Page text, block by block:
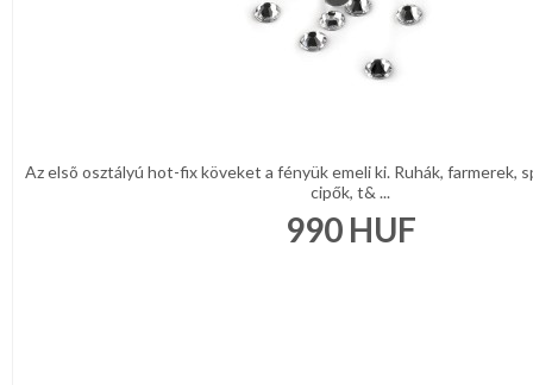
Az elsõ osztályú hot-fix köveket a fényük emeli ki. Ruhák, farmerek,
cipők, t& ...
990HUF